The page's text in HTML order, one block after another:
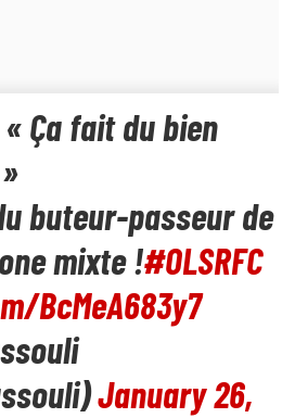
Ça fait du bien
buteur-passeur de
mixte !#OLSRFC
BcMeA683y7
January 26,